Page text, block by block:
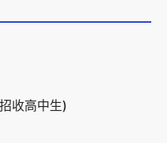
收高中生)